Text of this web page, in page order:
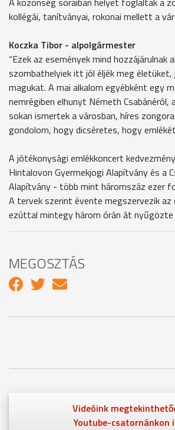
kollégái, tanítványai, rokonai mellett a
Koczka Tibor - alpolgármester
“Ezek az események mind hozzájárulnak
szombathelyiek itt jól éljék meg életüket,
magukat. A mai alkalom egyébként egy
nemrégiben elhunyt Németh
sokan ismertek a városban, híres
gondolom, hogy dicséretes, hogy
A jótékonysági emlékkoncert
Hintalovon Gyermekjogi Alapítvány és a
Alapítvány - több mint háromszáz ezer
A tervek szerint évente megszervezik
ezúttal mintegy három órán át nyűgözte
MEGOSZTÁS
Videóink
Youtube-csatornánkon